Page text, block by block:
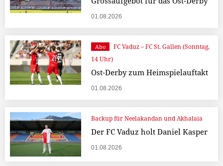
01.08.2026
Abo
FC Vaduz – FC St. Gallen (Sonntag,
14 Uhr)
Ost-Derby zum Heimspielauftakt
01.08.2026
Backup für Neelakandan und Akhalaia
Der FC Vaduz holt Daniel Kasper
01.08.2026